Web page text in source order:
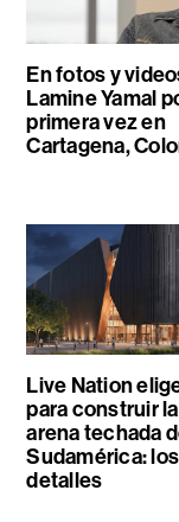
En fotos y
Lamine Yamal
primera vez en
Cartagena,
Live Nation
para construir
arena techada
Sudamérica: los
detalles